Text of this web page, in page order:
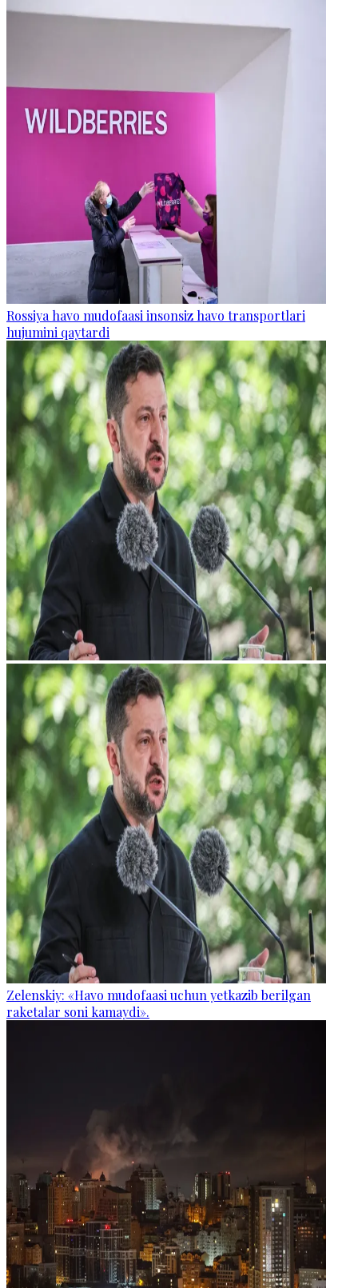
Rossiya havo mudofaasi insonsiz havo transportlari
hujumini qaytardi
Zelenskiy: «Havo mudofaasi uchun yetkazib berilgan
raketalar soni kamaydi».